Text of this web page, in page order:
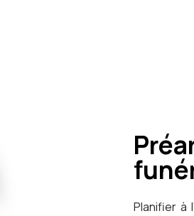
Planifier à